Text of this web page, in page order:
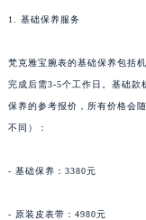
1. 基础保养服务
梵克雅宝腕表的基础保养包括
完成后需3-5个工作日。基础款
保养的参考报价，所有价格会
不同）：
- 基础保养：3380元
- 原装皮表带：4980元